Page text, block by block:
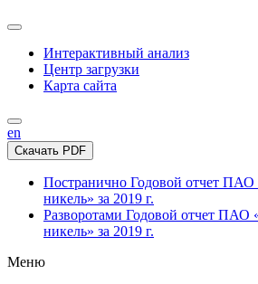
Интерактивный анализ
Центр загрузки
Карта сайта
en
Скачать PDF
Постранично Годовой отчет
никель» за 2019 г.
Разворотами Годовой отчет ПАО
никель» за 2019 г.
Меню